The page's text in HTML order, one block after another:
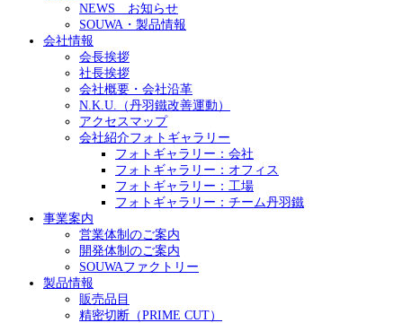
NEWS お知らせ
SOUWA・製品情報
会社情報
会長挨拶
社長挨拶
会社概要・会社沿革
N.K.U.（丹羽鐵改善運動）
アクセスマップ
会社紹介フォトギャラリー
フォトギャラリー：会社
フォトギャラリー：オフィス
フォトギャラリー：工場
フォトギャラリー：チーム丹羽鐵
事業案内
営業体制のご案内
開発体制のご案内
SOUWAファクトリー
製品情報
販売品目
精密切断（PRIME CUT）